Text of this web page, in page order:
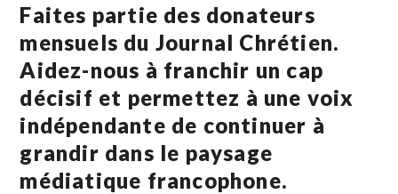
Faites partie des donateurs
mensuels du Journal Chrétien.
Aidez-nous à franchir un cap
décisif et permettez à une voix
indépendante de continuer à
grandir dans le paysage
médiatique francophone.